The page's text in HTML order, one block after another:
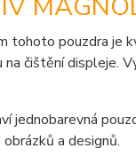
tohoto pouzdra je
čištění displeje.
jednobarevná
a designů.